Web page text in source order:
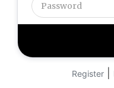
Register